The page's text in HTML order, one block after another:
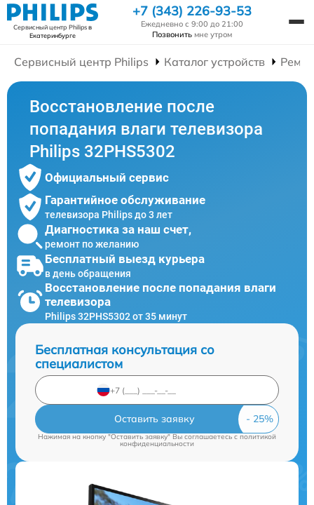
Сервисный центр Philipsв
Екатеринбурге
+7 (343) 226-93-53
Ежедневно с 9:00 до 21:00
Позвонить мне утром
Сервисный центр Philips Каталог устройств
Восстановление после
попадания влаги телевизора
Philips 32PHS5302
Официальный сервис
Гарантийное обслуживание
телевизора Philips до 3 лет
Диагностика за наш счет,
ремонт по желанию
Бесплатный выезд курьера
в день обращения
Восстановление после попадания влаги
телевизора
Philips 32PHS5302 от 35 минут
Бесплатная консультация со
специалистом
Оставить заявку
Нажимая на кнопку "Оставить заявку" Вы соглашаетесь c политикой
конфиденциальности